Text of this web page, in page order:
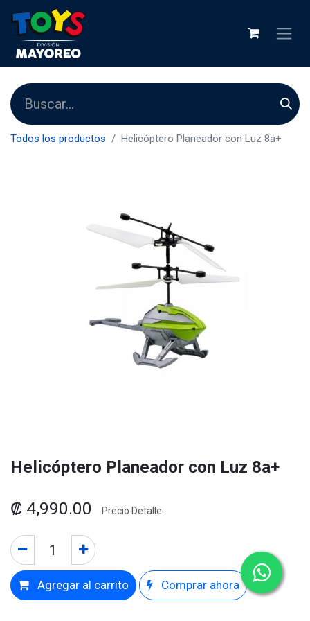
Todos los productos Helicóptero Planeador con Luz 8a+
Helicóptero Planeador con Luz 8a+
₡ 4,990.00 Precio Detalle.
Agregar al carrito Comprar ahora